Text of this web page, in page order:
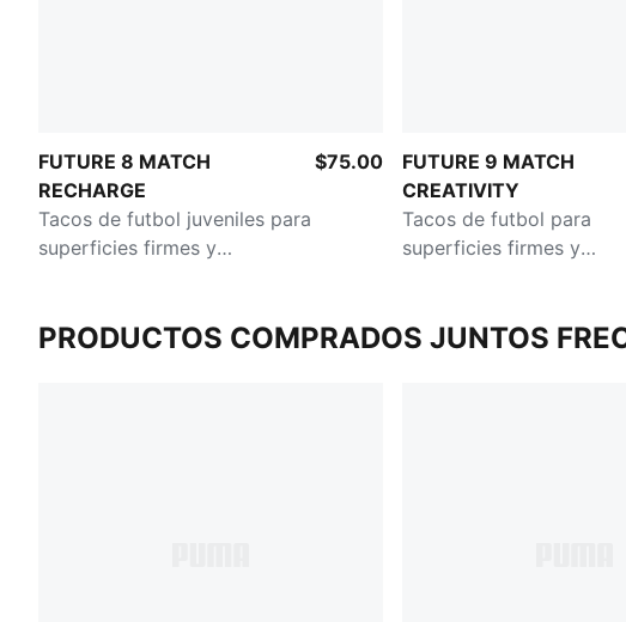
FUTURE 8 MATCH
RECHARGE
Tacos de futbol juveniles para
superficies firmes y
$75.00
FUTURE 9 MATCH
CREATIVITY
Tacos de futbol para
superficies firmes y
PRODUCTOS COMPRADOS JUNTOS